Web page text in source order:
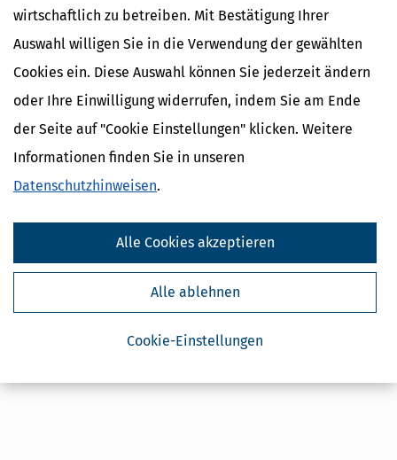
wirtschaftlich zu betreiben. Mit Bestätigung Ihrer
Auswahl willigen Sie in die Verwendung der gewählten
Cookies ein. Diese Auswahl können Sie jederzeit ändern
oder Ihre Einwilligung widerrufen, indem Sie am Ende
der Seite auf "Cookie Einstellungen" klicken. Weitere
Informationen finden Sie in unseren
Datenschutzhinweisen.
Cookie-Einstellungen
Alle ablehnen
Alle Cookies akzeptieren